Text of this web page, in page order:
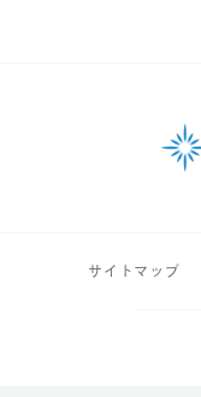
サイトマップ